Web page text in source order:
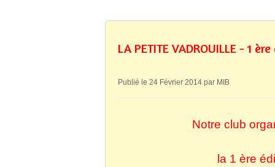
LA PETITE VADROUILLE - 1
Publié le 24 Février 2014 par MIB
Notre club
la 1 ère